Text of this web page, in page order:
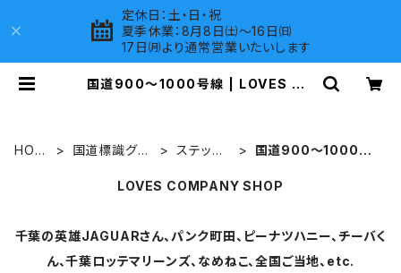
定休日：土・日・祝
夏季休業：8月8日㈯～16日㈰
17日㈪より通常営業いたいします
国道900～1000号線 | LOVES CO
HOM
国道標識グッ
ステッカ
国道900～1000号
LOVES COMPANY SHOP
千葉の英雄JAGUARさん、パンク町田、ピーナツハニー、チーバく
ん、千葉ロッテマリーンズ、なめねこ、全国ご当地、etc.